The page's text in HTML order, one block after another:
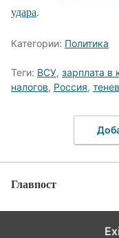
удара.
Категории: Политика
Теги: ВСУ, зарплата в
налогов, Россия,
Главпост